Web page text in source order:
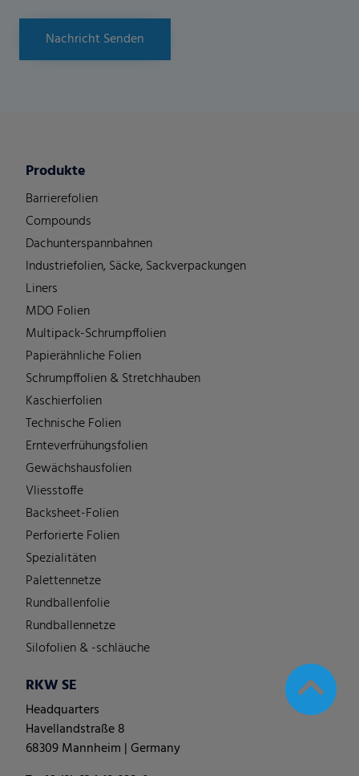
Nachricht Senden
Produkte
Barrierefolien
Compounds
Dachunterspannbahnen
Industriefolien, Säcke, Sackverpackungen
Liners
MDO Folien
Multipack-Schrumpffolien
Papierähnliche Folien
Schrumpffolien & Stretchhauben
Kaschierfolien
Technische Folien
Ernteverfrühungsfolien
Gewächshausfolien
Vliesstoffe
Backsheet-Folien
Perforierte Folien
Spezialitäten
Palettennetze
Rundballenfolie
Rundballennetze
Silofolien & -schläuche
RKW SE
Headquarters
Havellandstraße 8
68309 Mannheim | Germany